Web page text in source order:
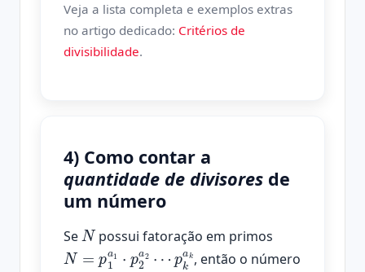
Veja a lista completa e exemplos extras
no artigo dedicado: Critérios de
divisibilidade.
4) Como contar a
quantidade de divisores de
um número
Se
N
possui fatoração em primos
N=p 1a1⋅p2a2⋯
pkak
, então o número